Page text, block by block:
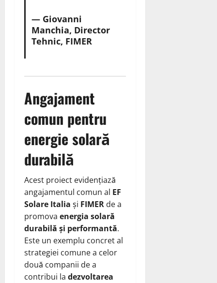
— Giovanni
Manchia, Director
Tehnic, FIMER
Angajament
comun pentru
energie solară
durabilă
Acest proiect evidențiază
angajamentul comun al EF
Solare Italia și FIMER de a
promova energia solară
durabilă și performantă.
Este un exemplu concret al
strategiei comune a celor
două companii de a
contribui la dezvoltarea